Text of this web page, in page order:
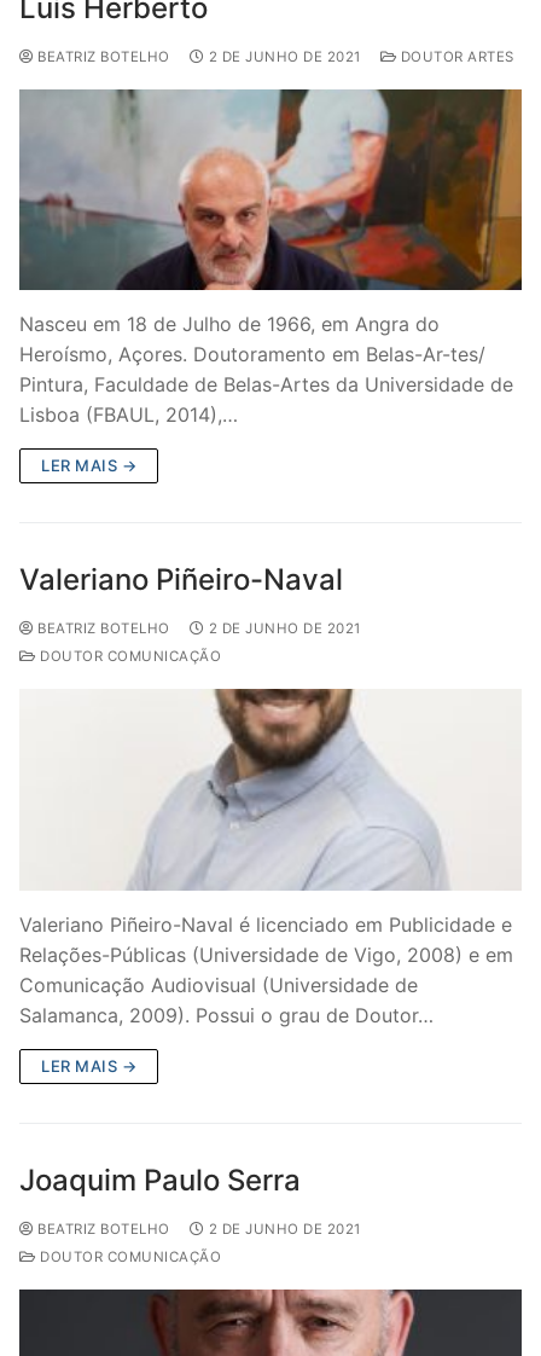
Luís Herberto
BEATRIZ BOTELHO 2 DE JUNHO DE 2021 DOUTOR ARTES
Nasceu em 18 de Julho de 1966, em Angra do
Heroísmo, Açores. Doutoramento em Belas-Ar-tes/
Pintura, Faculdade de Belas-Artes da Universidade de
Lisboa (FBAUL, 2014),…
LER MAIS →
Valeriano Piñeiro-Naval
BEATRIZ BOTELHO
2 DE JUNHO DE 2021
DOUTOR COMUNICAÇÃO
Valeriano Piñeiro-Naval é licenciado em Publicidade e
Relações-Públicas (Universidade de Vigo, 2008) e em
Comunicação Audiovisual (Universidade de
Salamanca, 2009). Possui o grau de Doutor…
LER MAIS →
Joaquim Paulo Serra
BEATRIZ BOTELHO
2 DE JUNHO DE 2021
DOUTOR COMUNICAÇÃO